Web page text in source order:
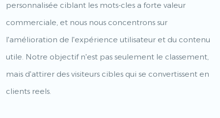
personnalisée ciblant les mots-cles a forte valeur
commerciale, et nous nous concentrons sur
l'amélioration de l'expérience utilisateur et du contenu
utile. Notre objectif n'est pas seulement le classement,
mais d'attirer des visiteurs cibles qui se convertissent en
clients reels.